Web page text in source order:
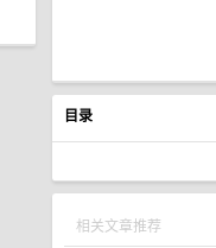
目录
相关文章推荐